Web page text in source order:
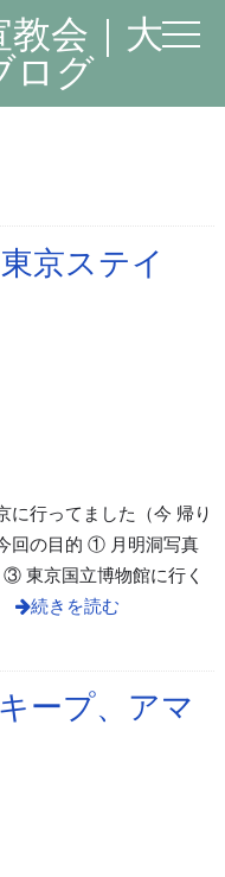
教会｜大
ログ
京ステイ
に行ってました（今 帰り
回の目的 ① 月明洞写真
東京国立博物館に行く
続きを読む
ープ、アマ